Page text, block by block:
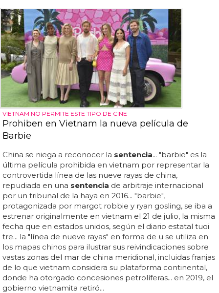
VIETNAM NO PERMITE ESTE TIPO DE CINE
Prohiben en Vietnam la nueva película de
Barbie
China se niega a reconocer la sentencia... "barbie" es la
última película prohibida en vietnam por representar la
controvertida línea de las nueve rayas de china,
repudiada en una sentencia de arbitraje internacional
por un tribunal de la haya en 2016... "barbie",
protagonizada por margot robbie y ryan gosling, se iba a
estrenar originalmente en vietnam el 21 de julio, la misma
fecha que en estados unidos, según el diario estatal tuoi
tre... la "línea de nueve rayas" en forma de u se utiliza en
los mapas chinos para ilustrar sus reivindicaciones sobre
vastas zonas del mar de china meridional, incluidas franjas
de lo que vietnam considera su plataforma continental,
donde ha otorgado concesiones petrolíferas... en 2019, el
gobierno vietnamita retiró...